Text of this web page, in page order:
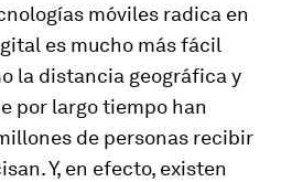
móviles radica en
es mucho más fácil
la distancia geográfica y
por largo tiempo han
de personas recibir
Y, en efecto, existen